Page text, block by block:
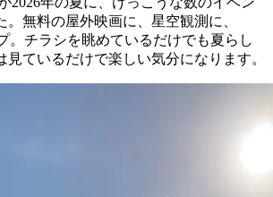
。無料の屋外映画に、星空観測に、
。チラシを眺めているだけでも夏らし
見ているだけで楽しい気分になります。